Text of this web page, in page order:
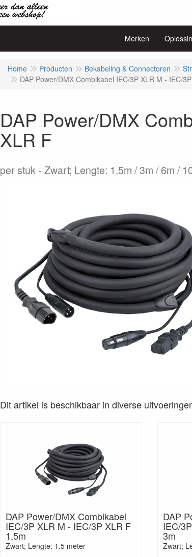
Merken
Home Producten Bekabeling & Connectoren
DAP Power/DMX Combikabel IEC/3P XLR M - IEC/
DAP Power/DMX
XLR F
per stuk Zwart; Lengte: 1.5m / 3m / 6m /
Dit artikel is beschikbaar in diverse
DAP Power/DMX Combikabel
IEC/3P XLR M - IEC/3P XLR F
1,5m
Zwart; Lengte: 1.5 meter
DAP
IEC/
3m
Zwart;